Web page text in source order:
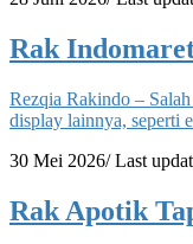
Rak
Rezqia Rakindo –
display lainnya, seperti
30 Mei 2026/ Last
Rak Apotik